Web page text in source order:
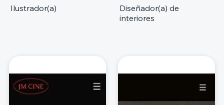
Ilustrador(a)
Diseñador(a) de
interiores